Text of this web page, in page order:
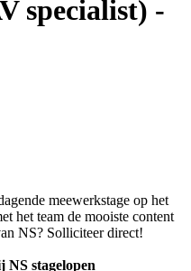
specialist) -
meewerkstage op het
het team de mooiste content
NS? Solliciteer direct!
NS stagelopen